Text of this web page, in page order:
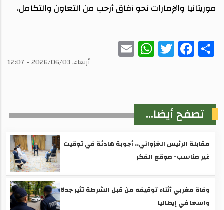
موريتانيا والإمارات نحو آفاق أرحب من التعاون والتكامل.
Share
Facebook
Twitter
WhatsAppأربعاء, 2026/06/03 - 12:07
تصفح أيضا...
مقابلة الرئيس الغزواني.. أجوبة هادئة في توقيت
غير مناسب- موقع الفكر
وفاة مغربي أثناء توقيفه من قبل الشرطة تثير جدلا
واسعا في إيطاليا